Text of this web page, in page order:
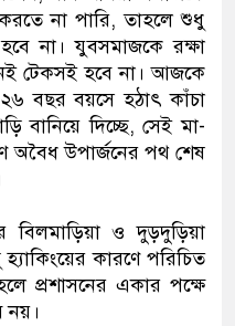
না পারি, তাহলে শুধু
না। যুবসমাজকে রক্ষা
টেকসই হবে না। আজকে
২৬ বছর বয়সে হঠাৎ কাঁচা
বানিয়ে দিচ্ছে, সেই মা-
অবৈধ উপার্জনের পথ শেষ
ও দুড়দুড়িয়া
কারণে পরিচিত
প্রশাসনের একার পক্ষে
নয়।